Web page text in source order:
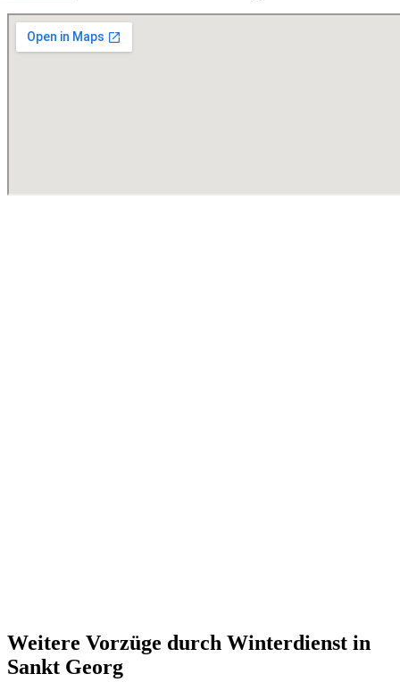
Weitere Vorzüge durch Winterdienst in
Sankt Georg